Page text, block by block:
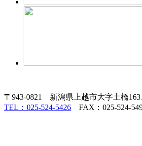
〒943-0821 新潟県上越市大字土橋
TEL：025-524-5426 FAX：025-524-